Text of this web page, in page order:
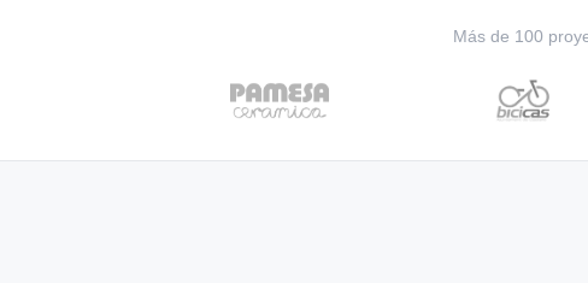
Más de 100